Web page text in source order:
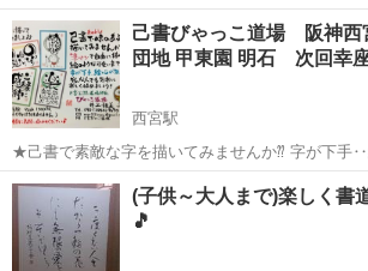
かり学び、まずは自分の名前を上手に書けるよ
熨斗袋表書き、年賀状、冠婚葬祭の記帳など、 美
習しましょう。 ・ペン...
兵庫 加西市 書道 筆ペン
己書びゃっこ道場 阪神西
団地 甲東園 明石 次回幸
西宮駅
★己書で素敵な字を描いてみませんか⁇ 字が下手
な方でも気軽に楽しく 始められます！！ 90分後
文字に 出逢えますよ♪ ２月 ２日（水）１３：００〜 明
石「噂のかけはし」...
兵庫 西宮市 西宮駅 書道 講座
(子供～大人まで)楽しく書
🎵